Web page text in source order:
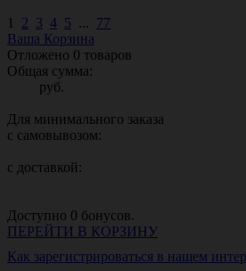
1 2 3 4 5 ... 77
Ваша Корзина
Отложено 0 товаров
Общая сумма:
руб.
Для минимального заказа
с самовывозом:
с доставкой:
Доступно 0 бонусов.
ПЕРЕЙТИ В КОРЗИНУ
Как зарегистрироваться в нашем